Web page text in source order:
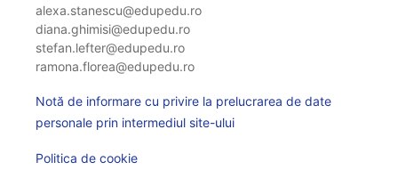
alexa.stanescu@edupedu.ro
diana.ghimisi@edupedu.ro
stefan.lefter@edupedu.ro
ramona.florea@edupedu.ro
Notă de informare cu privire la prelucrarea de date
personale prin intermediul site-ului
Politica de cookie